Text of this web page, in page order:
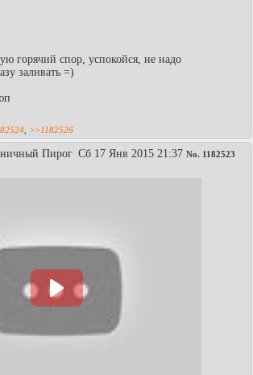
горячий спор, успокойся, не надо
заливать =)
>>1182526
Пирог Сб 17 Янв 2015 21:37 No. 1182523